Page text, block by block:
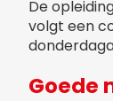
De
volgt een
Goede